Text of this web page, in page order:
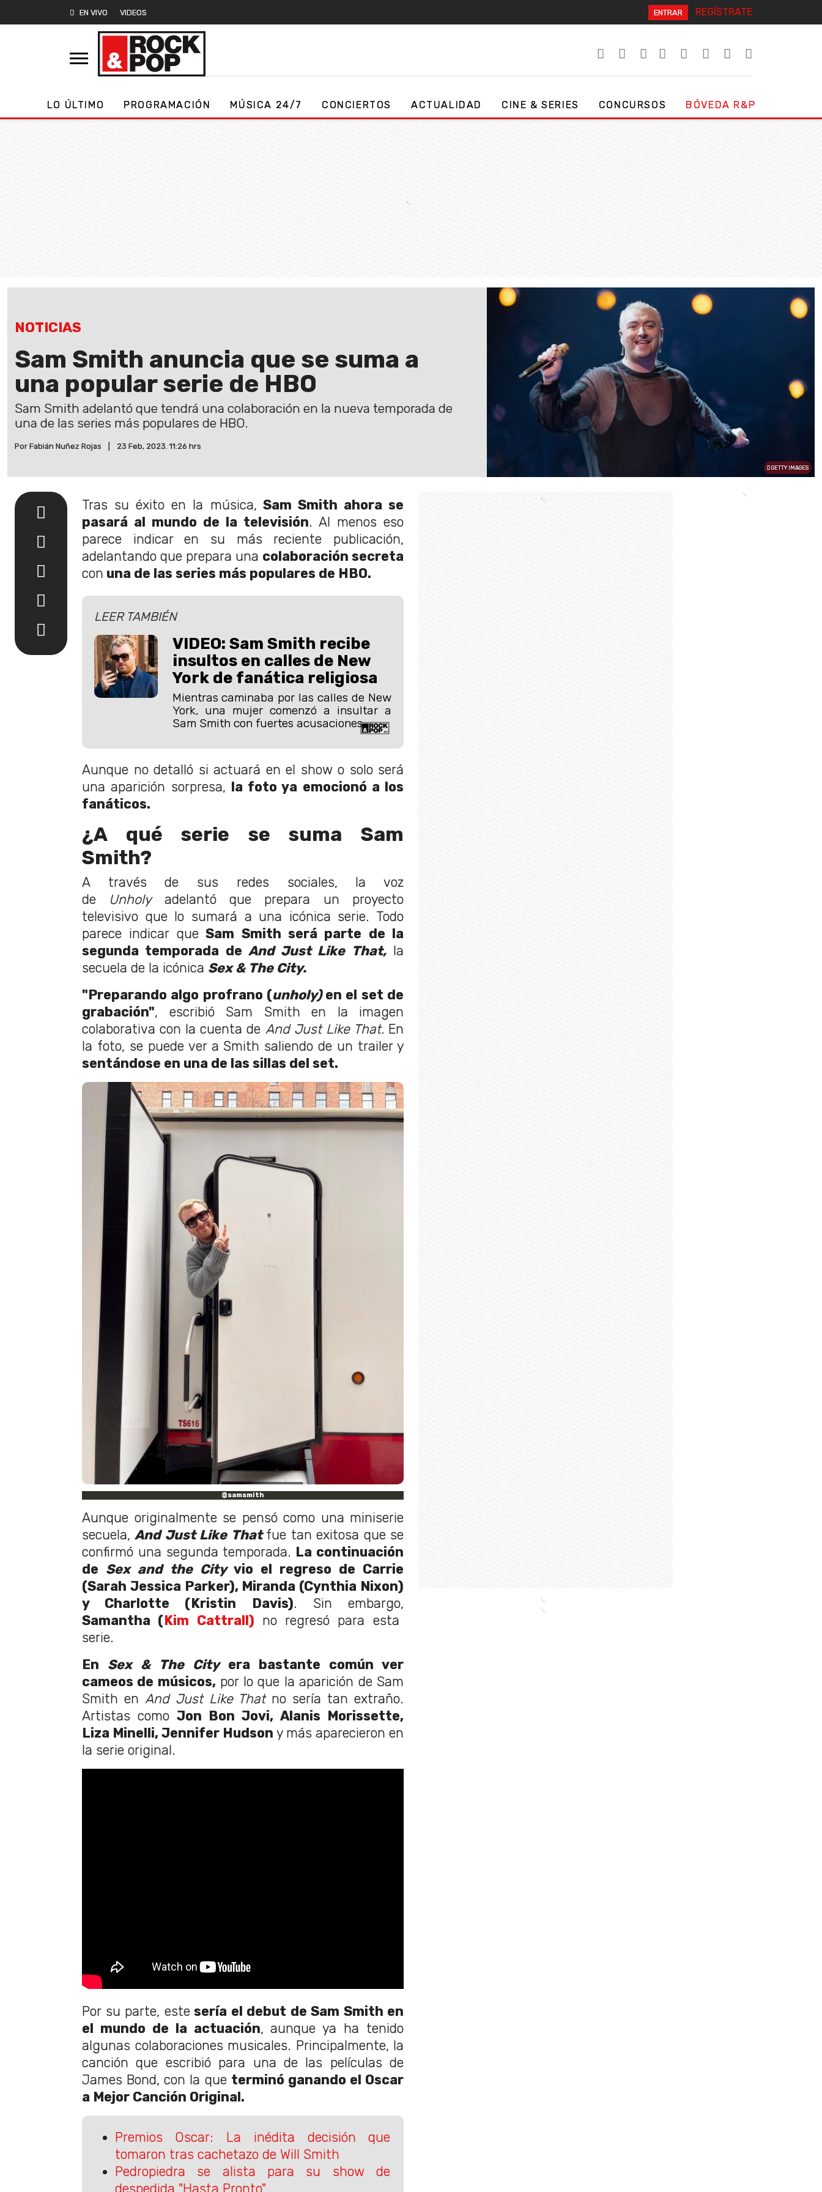
EN VIVO VIDEOS ENTRAR REGÍSTRATE
LO ÚLTIMO PROGRAMACIÓN MÚSICA 24/7 CONCIERTOS ACTUALIDAD CINE & SERIES CONCURSOS BÓVEDA R&P
NOTICIAS
Sam Smith anuncia que se suma a
una popular serie de HBO
Sam Smith adelantó que tendrá una colaboración en la nueva temporada de
una de las series más populares de HBO.
Por Fabián Nuñez Rojas 23 Feb, 2023. 11:26 hrs
GETTY IMAGES
Tras su éxito en la música, Sam Smith ahora se
pasará al mundo de la televisión. Al menos eso
parece indicar en su más reciente publicación,
adelantando que prepara una colaboración secreta
con una de las series más populares de HBO.
LEER TAMBIÉN
VIDEO: Sam Smith recibe
insultos en calles de New
York de fanática religiosa
Mientras caminaba por las calles de New
York, una mujer comenzó a insultar a
Sam Smith con fuertes acusaciones.
Aunque no detalló si actuará en el show o solo será
una aparición sorpresa, la foto ya emocionó a los
fanáticos.
¿A qué serie se suma Sam
Smith?
A través de sus redes sociales, la voz
de
Unholy adelantó que prepara un proyecto
televisivo que lo sumará a una icónica serie. Todo
parece indicar queSam Smith será parte de la
segunda temporada de And Just Like That, la
secuela de la icónica Sex & The City.
"Preparando algo profrano (unholy) en el set de
grabación", escribió Sam Smith en la imagen
colaborativa con la cuenta de And Just Like That. En
la foto, se puede ver a Smith saliendo de un trailer y
sentándose en una de las sillas del set.
@samsmith
Aunque originalmente se pensó como una miniserie
secuela,And Just Like Thatfue tan exitosa que se
confirmó una segunda temporada. La continuación
de Sex and the Cityvio el regreso de Carrie
(Sarah Jessica Parker), Miranda (Cynthia Nixon)
y Charlotte (Kristin Davis). Sin embargo,
Samantha (Kim Cattrall) no regresó para esta
serie.
En Sex & The City era bastante común ver
cameos de músicos,por lo que la aparición de Sam
Smith en And Just Like That no sería tan extraño.
Artistas como Jon Bon Jovi, Alanis Morissette,
Liza Minelli, Jennifer Hudson y más aparecieron en
la serie original.
Por su parte, estesería el debut de Sam Smith en
el mundo de la actuación, aunque ya ha tenido
algunas colaboraciones musicales. Principalmente, la
canción que escribió para una de las películas de
James Bond, con la que terminó ganando el Oscar
a Mejor Canción Original.
Premios Oscar: La inédita decisión que
tomaron tras cachetazo de Will Smith
Pedropiedra se alista para su show de
despedida "Hasta Pronto"